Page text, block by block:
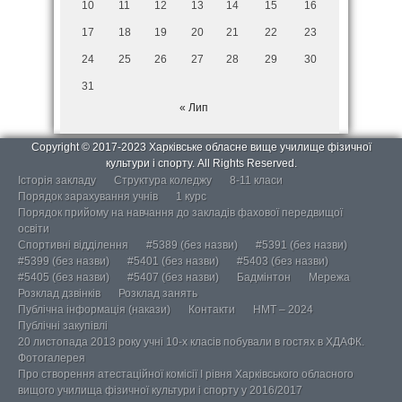
10 11 12 13 14 15 16
17 18 19 20 21 22 23
24 25 26 27 28 29 30
31
« Лип
Copyright © 2017-2023 Харківське обласне вище училище фізичної
культури і спорту. All Rights Reserved.
Історія закладу
Структура коледжу
8-11 класи
Порядок зарахування учнів
1 курс
Порядок прийому на навчання до закладів фахової передвищої
освіти
Спортивні відділення
#5389 (без назви)
#5391 (без назви)
#5399 (без назви)
#5401 (без назви)
#5403 (без назви)
#5405 (без назви)
#5407 (без назви) Бадмінтон
Мережа
Розклад дзвінків
Розклад занять
Публічна інформація (накази)
Контакти
НМТ – 2024
Публічні закупівлі
20 листопада 2013 року учні 10-х класів побували в гостях в ХДАФК.
Фотогалерея
Про створення атестаційної комісії І рівня Харківського обласного
вищого училища фізичної культури і спорту у 2016/2017